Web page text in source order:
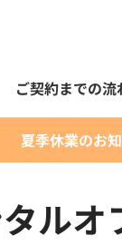
ご契約までの流
夏季休業のお
ルオ